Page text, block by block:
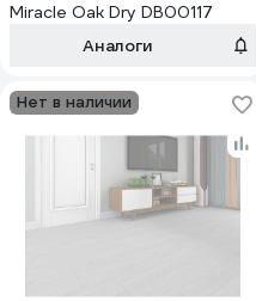
Miracle Oak Dry DB00117
Аналоги
Нет в наличии